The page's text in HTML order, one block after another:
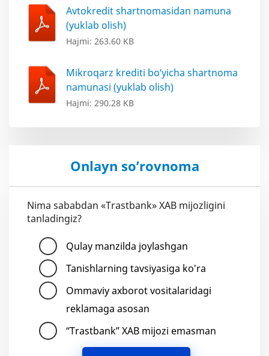
Avtokredit shartnomasidan namuna
(yuklab olish)
Hajmi: 263.60 KB
Mikroqarz krediti bo‘yicha shartnoma
namunasi (yuklab olish)
Hajmi: 290.28 KB
Onlayn so’rovnoma
Nima sababdan «Trastbank» XAB mijozligini
tanladingiz?
Qulay manzilda joylashgan
Tanishlarning tavsiyasiga ko'ra
Ommaviy axborot vositalaridagi
reklamaga asosan
“Trastbank” XAB mijozi emasman